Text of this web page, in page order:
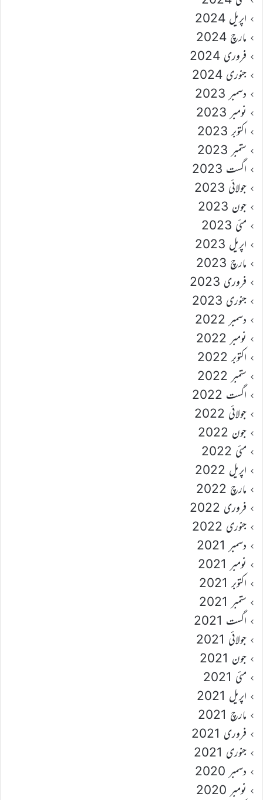
اپریل 2024
مارچ 2024
فروری 2024
جنوری 2024
دسمبر 2023
نومبر 2023
اکتوبر 2023
ستمبر 2023
اگست 2023
جولائی 2023
جون 2023
مئی 2023
اپریل 2023
مارچ 2023
فروری 2023
جنوری 2023
دسمبر 2022
نومبر 2022
اکتوبر 2022
ستمبر 2022
اگست 2022
جولائی 2022
جون 2022
مئی 2022
اپریل 2022
مارچ 2022
فروری 2022
جنوری 2022
دسمبر 2021
نومبر 2021
اکتوبر 2021
ستمبر 2021
اگست 2021
جولائی 2021
جون 2021
مئی 2021
اپریل 2021
مارچ 2021
فروری 2021
جنوری 2021
دسمبر 2020
نومبر 2020